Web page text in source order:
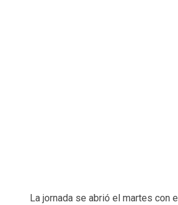
La jornada se abrió el martes con el